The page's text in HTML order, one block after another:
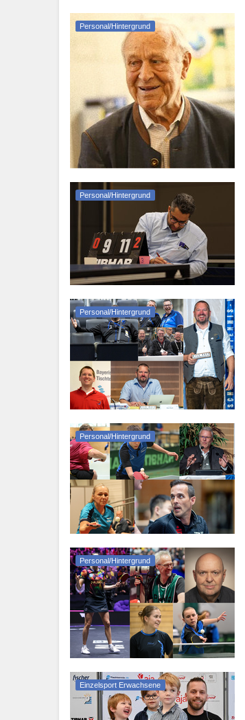
Personal/Hintergrund
Personal/Hintergrund
Personal/Hintergrund
Personal/Hintergrund
Personal/Hintergrund
Einzelsport Erwachsene